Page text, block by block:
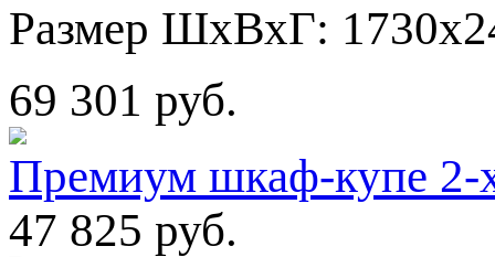
Размер ШхВхГ:
69 301 руб.
Премиум шкаф-купе
47 825 руб.